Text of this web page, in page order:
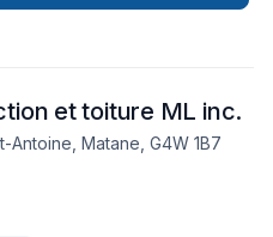
Isolation entre-toît, Isolation
Tirage de joint pour embellir
croyons en l'importance
adaptée à chaque client,
de vos attentes. Confiez
et toiture ML inc.
Antoine, Matane, G4W 1B7